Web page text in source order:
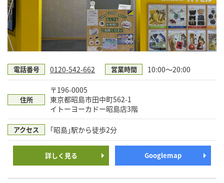
電話番号 0120-542-662 営業時間 10:00〜20:00
住所
〒196-0005
東京都昭島市田中町562-1
イトーヨーカドー昭島店3階
アクセス ｢昭島｣駅から徒歩2分
詳しく見る Googlemap